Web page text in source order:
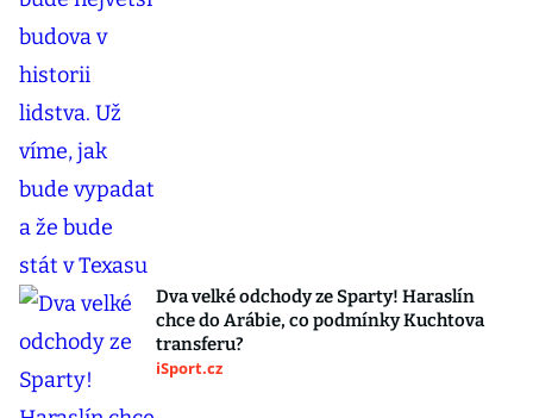
Dva velké odchody ze Sparty! Haraslín
chce do Arábie, co podmínky Kuchtova
transferu?
iSport.cz